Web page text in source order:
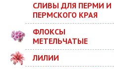
СЛИВЫ ДЛЯ ПЕРМИ И
ПЕРМСКОГО КРАЯ
ФЛОКСЫ
МЕТЕЛЬЧАТЫЕ
ЛИЛИИ